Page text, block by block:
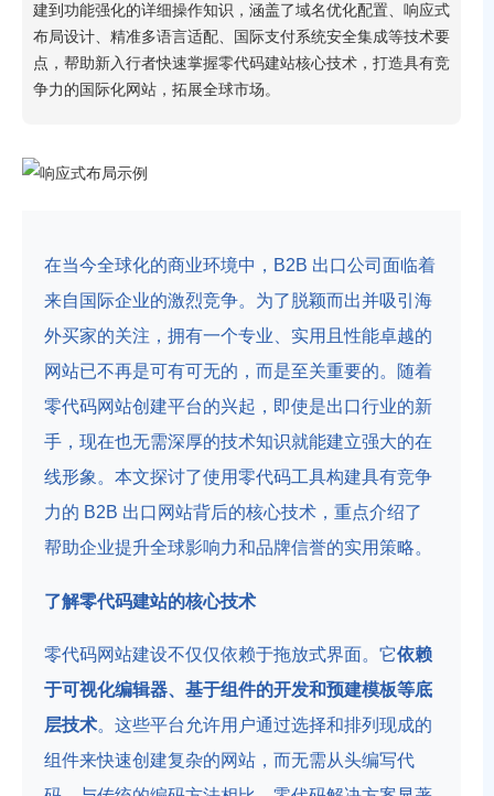
建到功能强化的详细操作知识，涵盖了域名优化配置、响应式
布局设计、精准多语言适配、国际支付系统安全集成等技术要
点，帮助新入行者快速掌握零代码建站核心技术，打造具有竞
争力的国际化网站，拓展全球市场。
在当今全球化的商业环境中，B2B 出口公司面临着
来自国际企业的激烈竞争。为了脱颖而出并吸引海
外买家的关注，拥有一个专业、实用且性能卓越的
网站已不再是可有可无的，而是至关重要的。随着
零代码网站创建平台的兴起，即使是出口行业的新
手，现在也无需深厚的技术知识就能建立强大的在
线形象。本文探讨了使用零代码工具构建具有竞争
力的 B2B 出口网站背后的核心技术，重点介绍了
帮助企业提升全球影响力和品牌信誉的实用策略。
了解零代码建站的核心技术
零代码网站建设不仅仅依赖于拖放式界面。它依赖
于可视化编辑器、基于组件的开发和预建模板等底
层技术。这些平台允许用户通过选择和排列现成的
组件来快速创建复杂的网站，而无需从头编写代